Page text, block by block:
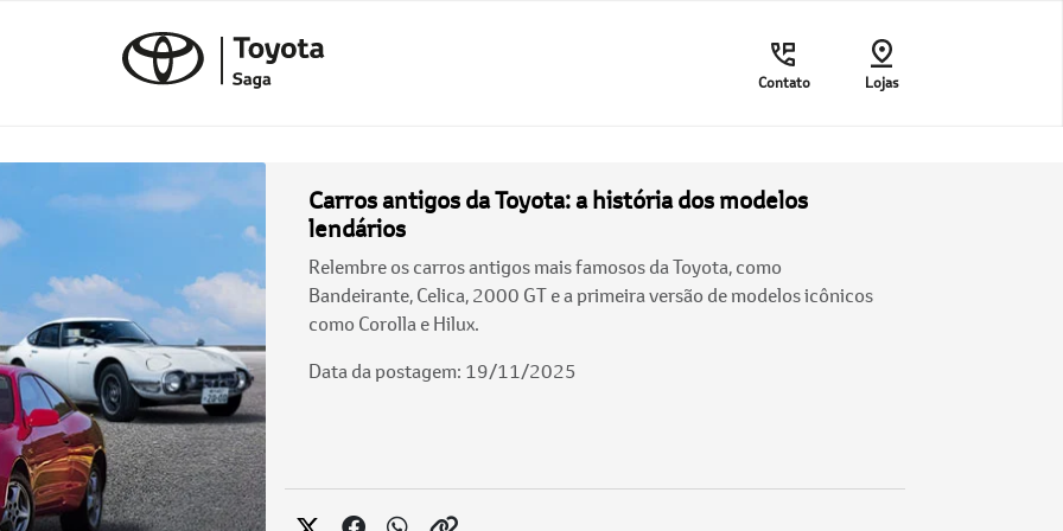
Contato Lojas
Carros antigos da Toyota: a história dos modelos
lendários
Relembre os carros antigos mais famosos da Toyota, como
Bandeirante, Celica, 2000 GT e a primeira versão de modelos icônicos
como Corolla e Hilux.
Data da postagem: 19/11/2025